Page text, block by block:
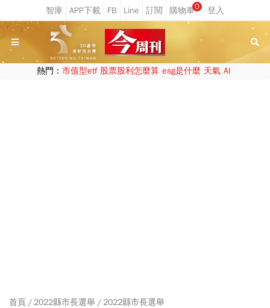
0
熱門： 市值型etf 股票股利怎麼算 esg是什麼 天氣 AI
首頁 2022縣市長選舉 2022縣市長選舉